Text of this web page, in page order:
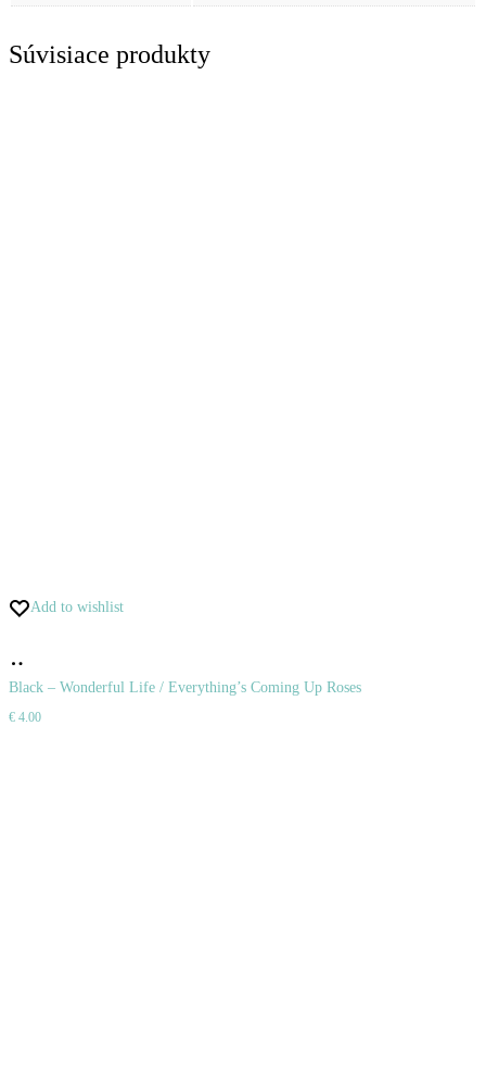
Súvisiace produkty
Add to wishlist
do
košíka
Black – Wonderful Life / Everything’s Coming Up Roses
€ 4.00